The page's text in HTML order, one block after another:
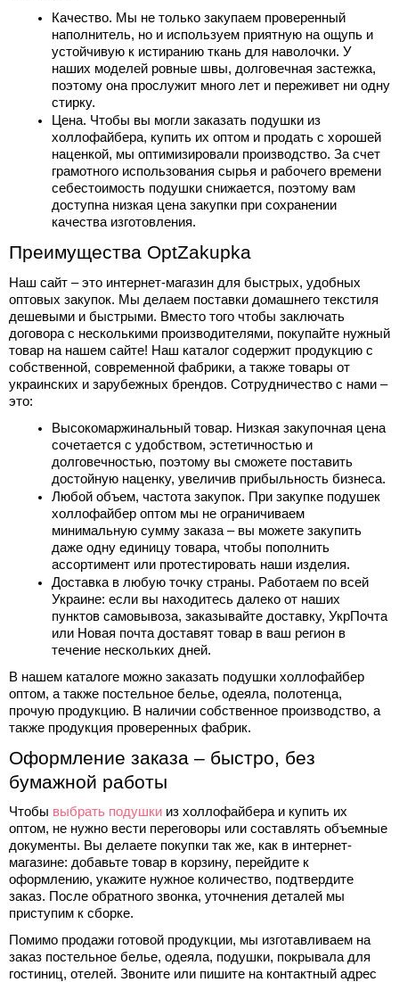
Качество. Мы не только закупаем проверенный
наполнитель, но и используем приятную на ощупь и
устойчивую к истиранию ткань для наволочки. У
наших моделей ровные швы, долговечная застежка,
поэтому она прослужит много лет и переживет ни одну
стирку.
Цена. Чтобы вы могли заказать подушки
холлофайбера, купить их оптом и продать с хорошей
наценкой, мы оптимизировали производство. За счет
грамотного использования сырья и рабочего времени
себестоимость подушки снижается, поэтому вам
доступна низкая цена закупки при сохранении
качества изготовления.
Преимущества OptZakupka
Наш сайт – это интернет-магазин для быстрых, удобных
оптовых закупок. Мы делаем поставки домашнего текстиля
дешевыми и быстрыми. Вместо того чтобы заключать
договора с несколькими производителями, покупайте нужный
товар на нашем сайте! Наш каталог содержит продукцию с
собственной, современной фабрики, а также товары от
украинских и зарубежных брендов. Сотрудничество с нами –
это:
Высокомаржинальный товар. Низкая закупочная цена
сочетается с удобством, эстетичностью и
долговечностью, поэтому вы сможете поставить
достойную наценку, увеличив прибыльность бизнеса.
Любой объем, частота закупок. При закупке подушек
холлофайбер оптом мы не ограничиваем
минимальную сумму заказа – вы можете закупить
даже одну единицу товара, чтобы пополнить
ассортимент или протестировать наши изделия.
Доставка в любую точку страны. Работаем по всей
Украине: если вы находитесь далеко от наших
пунктов самовывоза, заказывайте доставку, УкрПочта
или Новая почта доставят товар в ваш регион в
течение нескольких дней.
В нашем каталоге можно заказать подушки холлофайбер
оптом, а также постельное белье, одеяла, полотенца,
прочую продукцию. В наличии собственное производство, а
также продукция проверенных фабрик.
Оформление заказа – быстро, без
бумажной работы
Чтобы выбрать подушки из холлофайбера и купить их
оптом, не нужно вести переговоры или составлять объемные
документы. Вы делаете покупки так же, как в интернет-
магазине: добавьте товар в корзину, перейдите к
оформлению, укажите нужное количество, подтвердите
заказ. После обратного звонка, уточнения деталей мы
приступим к сборке.
Помимо продажи готовой продукции, мы изготавливаем на
заказ постельное белье, одеяла, подушки, покрывала для
гостиниц, отелей. Звоните или пишите на контактный адрес